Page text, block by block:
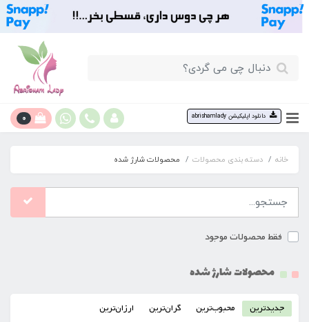
دانلود اپلیکیشن abrishamlady 0
خانه دسته بندی محصولات محصولات شارژ شده
فقط محصولات موجود
محصولات شارژ شده
جدیدترین محبوب‌ترین گران‌ترین ارزان‌ترین